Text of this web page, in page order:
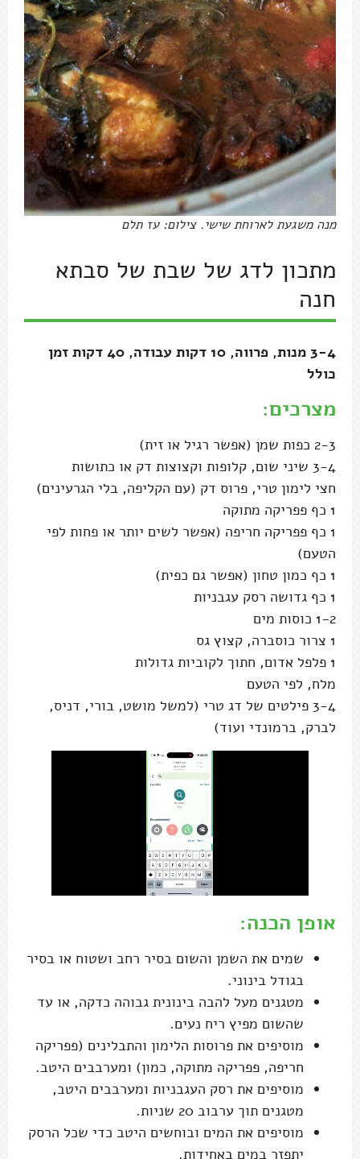
מנה משגעת לארוחת שישי. צילום: עז תלם
מתכון לדג של שבת של סבתא
חנה
3-4 מנות, פרווה, 10 דקות עבודה, 40 דקות זמן
כולל
מצרכים:
2-3 כפות שמן (אפשר רגיל או זית)
3-4 שיני שום, קלופות וקצוצות דק או כתושות
חצי לימון טרי, פרוס דק (עם הקליפה, בלי הגרעינים)
1 כף פפריקה מתוקה
1 כף פפריקה חריפה (אפשר לשים יותר או פחות לפי
הטעם)
1 כף כמון טחון (אפשר גם כפית)
1 כף גדושה רסק עגבניות
1-2 כוסות מים
1 צרור כוסברה, קצוץ גס
1 פלפל אדום, חתוך לקוביות גדולות
מלח, לפי הטעם
3-4 פילטים של דג טרי (למשל מושט, בורי, דניס,
לברק, ברמונדי ועוד)
אופן הכנה:
שמים את השמן והשום בסיר רחב ושטוח או בסיר
בגודל בינוני.
מטגנים מעל להבה בינונית גבוהה כדקה, או עד
שהשום מפיץ ריח נעים.
מוסיפים את פרוסות הלימון והתבלינים (פפריקה
חריפה, פפריקה מתוקה, כמון) ומערבבים היטב.
מוסיפים את רסק העגבניות ומערבבים היטב,
מטגנים תוך ערבוב 20 שניות.
מוסיפים את המים ובוחשים היטב כדי שכל הרסק
יתפזר במים באחידות.